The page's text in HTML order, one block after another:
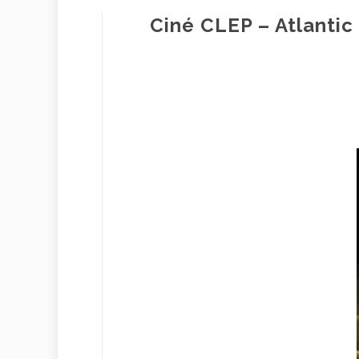
Ciné CLEP –